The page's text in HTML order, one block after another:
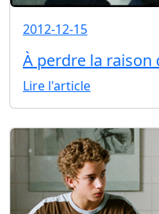
2012-12-15
À perdre la raison
Lire l'article